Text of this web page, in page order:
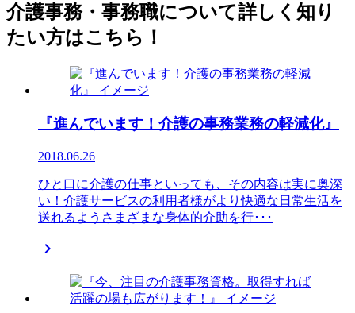
介護事務・事務職について詳しく知り
たい方はこちら！
『進んでいます！介護の事務業務の軽減化』
2018.06.26
ひと口に介護の仕事といっても、その内容は実に奥深
い！介護サービスの利用者様がより快適な日常生活を
送れるようさまざまな身体的介助を行･･･
